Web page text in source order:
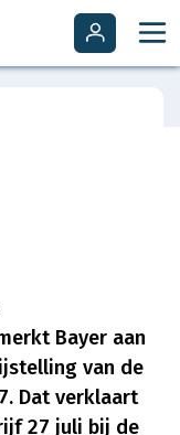
Bayer aan
van de
Dat verklaart
27 juli bij de